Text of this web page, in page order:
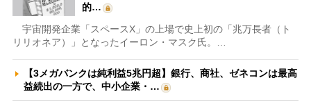
的…
宇宙開発企業「スペースX」の上場で史上初の「兆万長者（ト
リリオネア）」となったイーロン・マスク氏。…
【3メガバンクは純利益5兆円超】銀行、商社、ゼネコンは最高
益続出の一方で、中小企業・…